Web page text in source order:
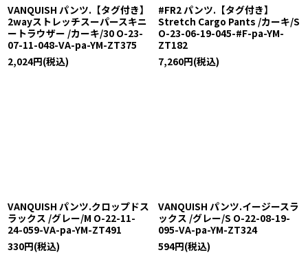
VANQUISH パンツ.【タグ付き】
2wayストレッチスーパースキニ
ートラウザー /カーキ/30 O-23-
07-11-048-VA-pa-YM-ZT375
2,024円(税込)
#FR2 パンツ.【タグ付き】
Stretch Cargo Pants /カーキ/S
O-23-06-19-045-#F-pa-YM-
ZT182
7,260円(税込)
VANQUISH パンツ.クロップドス
ラックス /グレー/M O-22-11-
24-059-VA-pa-YM-ZT491
330円(税込)
VANQUISH パンツ.イージースラ
ックス /グレー/S O-22-08-19-
095-VA-pa-YM-ZT324
594円(税込)